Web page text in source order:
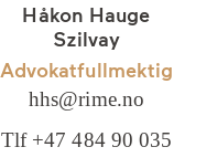
Håkon Hauge
Szilvay
Advokatfullmektig
hhs@rime.no
Tlf +47 484 90 035